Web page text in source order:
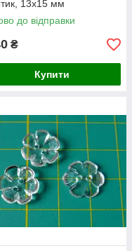
13х15 мм
до відправки
₴
Купити